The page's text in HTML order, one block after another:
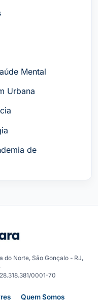
Mental
Urbana
de
do Norte, São Gonçalo - RJ,
0001-70
Quem Somos